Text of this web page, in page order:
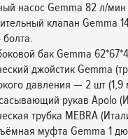
насос Gemma 82 л/мин
клапан Gemma
болта.
бак Gemma
джойстик Gemma
давления — 2 шт (1,9
рукав Apolo
трубка MEBRA
муфта Gemma 1